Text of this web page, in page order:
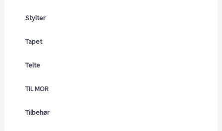
Stylter
Tapet
Telte
TIL MOR
Tilbehør